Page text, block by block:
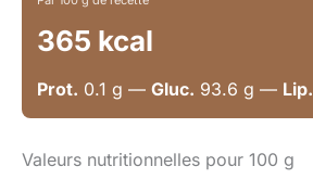
365 kcal
Prot. 0.1 g — Gluc. 93.6 g — Lip.
Valeurs nutritionnelles pour 100 g